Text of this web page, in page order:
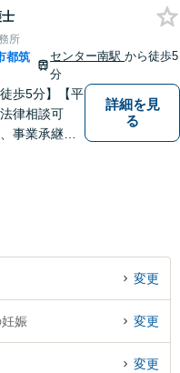
用いずに平
明を心がけ
ずは一度お
ればと思い
所
都筑
センター南駅から徒歩5
分
歩5分】【平
律相談可
事業承継・
い分野の対
詳細を見
る
変更
娠 変更
変更